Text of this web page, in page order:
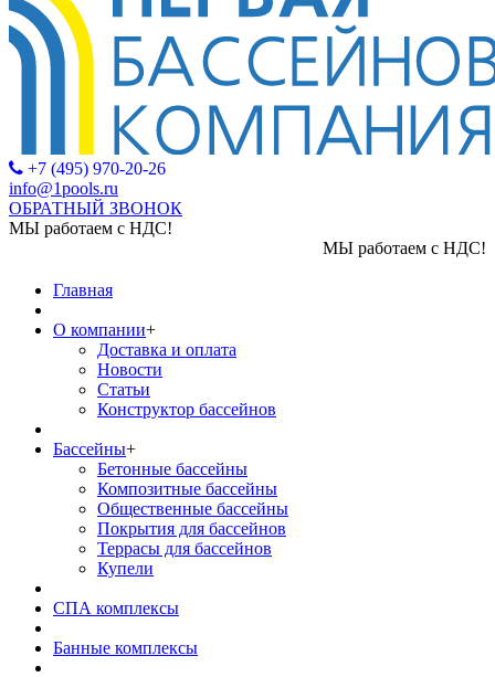
+7 (495) 970-20-26
info@1pools.ru
ОБРАТНЫЙ ЗВОНОК
МЫ работаем с НДС!
Главная
О компании+
Доставка и оплата
Новости
Статьи
Конструктор бассейнов
Бассейны+
Бетонные бассейны
Композитные бассейны
Общественные бассейны
Покрытия для бассейнов
Террасы для бассейнов
Купели
СПА комплексы
Банные комплексы